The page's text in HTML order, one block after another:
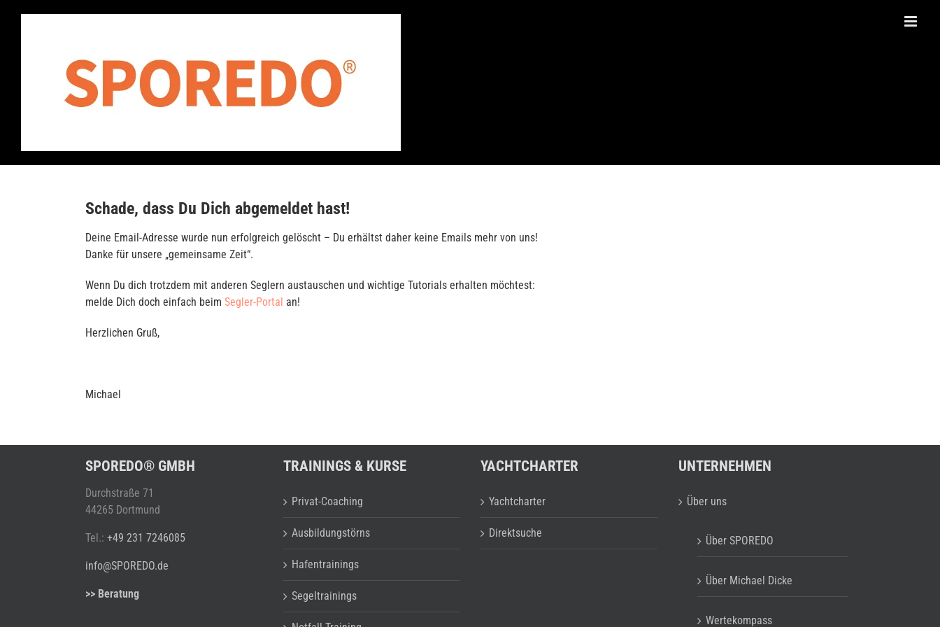
Schade, dass Du Dich abgemeldet hast!
Deine Email-Adresse wurde nun erfolgreich gelöscht – Du erhältst daher keine Emails mehr von uns!
Danke für unsere „gemeinsame Zeit“.
Wenn Du dich trotzdem mit anderen Seglern austauschen und wichtige Tutorials erhalten möchtest:
melde Dich doch einfach beim Segler-Portal an!
Herzlichen Gruß,
Michael
SPOREDO® GMBH
Durchstraße 71
44265 Dortmund
Tel.: +49 231 7246085
info@SPOREDO.de
>> Beratung
TRAININGS & KURSE
Privat-Coaching
Ausbildungstörns
Hafentrainings
Segeltrainings
YACHTCHARTER
Yachtcharter
Direktsuche
UNTERNEHMEN
Über uns
Über SPOREDO
Über Michael Dicke
Wertekompass